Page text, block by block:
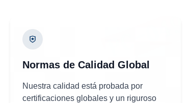
Normas de Calidad Global
Nuestra calidad está probada por
certificaciones globales y un riguroso